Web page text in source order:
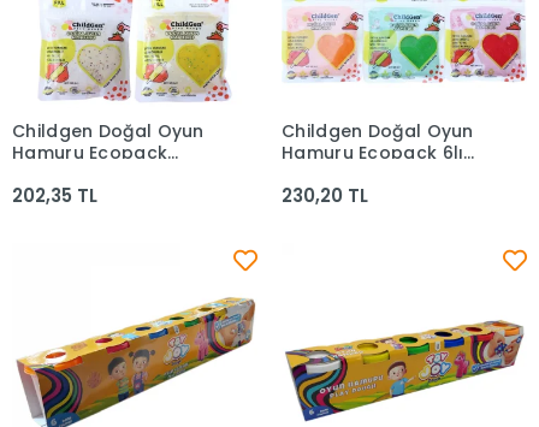
Sepete Ekle
Childgen Doğal Oyun
Hamuru Ecopack
4x125 Gr
202,35 TL
Sepete Ekle
Childgen Doğal Oyun
Hamuru Ecopack 6lı
230,20 TL